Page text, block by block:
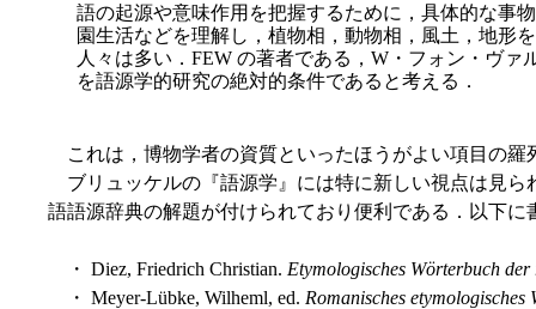
語の起源や意味作用を把握するために，具体的な事
園生活などを理解し，植物相，動物相，風土，地形
人々は多い．FEW の著者である，W・フォン・ヴ
を語源学的研究の絶対的条件であると考える．
これは，博物学者の資質といったほうがよい項目の羅
ブリュッケルの『語源学』には特に新しい視点は見ら
語語源辞典の解題が付けられており便利である．以下に
・ Diez, Friedrich Christian. Etymologisches Wörterbuch
・ Meyer-Lübke, Wilheml, ed. Romanisches etymologisches